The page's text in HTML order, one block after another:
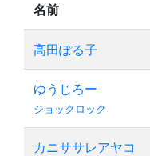
名前
高田ぽる子
ゆうじろー
ジョックロック
カニササレアヤコ